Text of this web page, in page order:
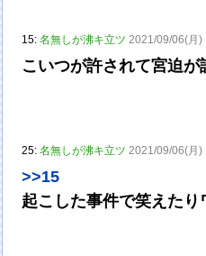
15:名無しが沸キ立ツ 2021/09/06(月)
こいつが許されて宮迫
25:名無しが沸キ立ツ 2021/09/06(月)
>>15
起こした事件で笑えた